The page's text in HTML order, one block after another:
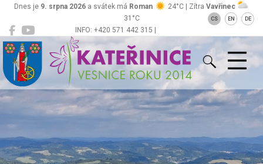
INFO: +420 571 442 315 |
ou@obeckaterinice.cz
Dnes je 9. srpna 2026 a svátek má Roman 24°C | Zítra Vavřinec
31°C
CS EN DE
Kateřinice